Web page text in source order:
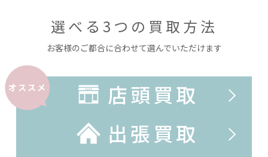
選べる3つの買取方法
お客様のご都合に合わせて選んでいただけます
オススメ
店頭買取
出張買取